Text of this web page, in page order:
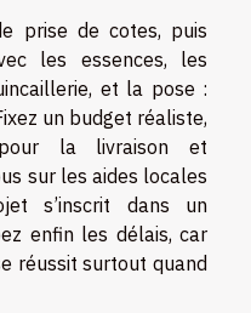
prise de cotes, puis
les essences, les
et la pose :
un budget réaliste,
la livraison et
sur les aides locales
s’inscrit dans un
enfin les délais, car
réussit surtout quand